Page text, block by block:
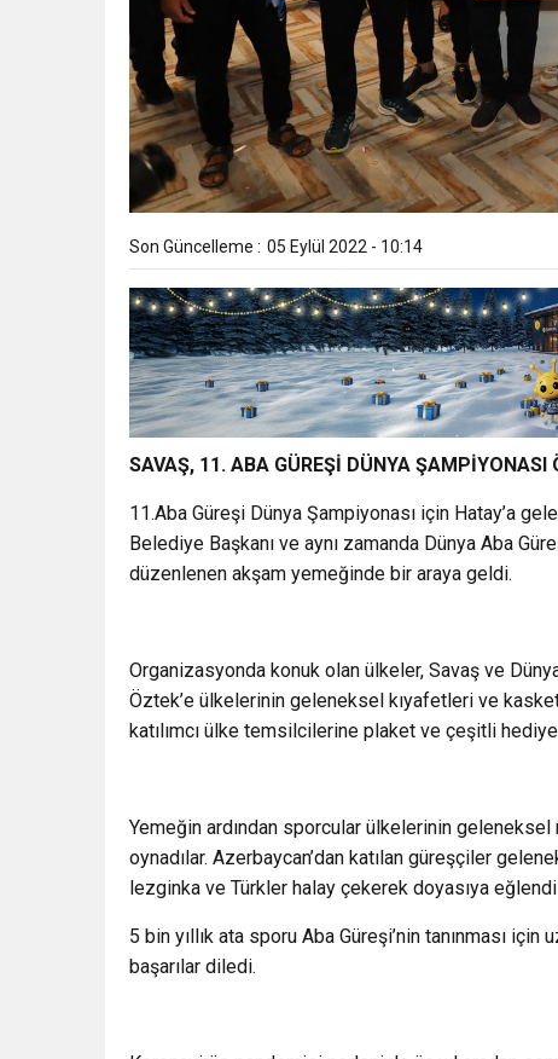
Son Güncelleme : 05 Eylül 2022 - 10:14
SAVAŞ, 11. ABA GÜREŞİ DÜNYA ŞAMPİYONASI
11.Aba Güreşi Dünya Şampiyonası için Hatay’a
Belediye Başkanı ve aynı zamanda Dünya Aba
düzenlenen akşam yemeğinde bir araya geldi.
Organizasyonda konuk olan ülkeler, Savaş ve
Öztek’e ülkelerinin geleneksel kıyafetleri ve
katılımcı ülke temsilcilerine plaket ve çeşitli
Yemeğin ardından sporcular ülkelerinin
oynadılar. Azerbaycan’dan katılan güreşçiler
lezginka ve Türkler halay çekerek doyasıya
5 bin yıllık ata sporu Aba Güreşi’nin tanınması
başarılar diledi.